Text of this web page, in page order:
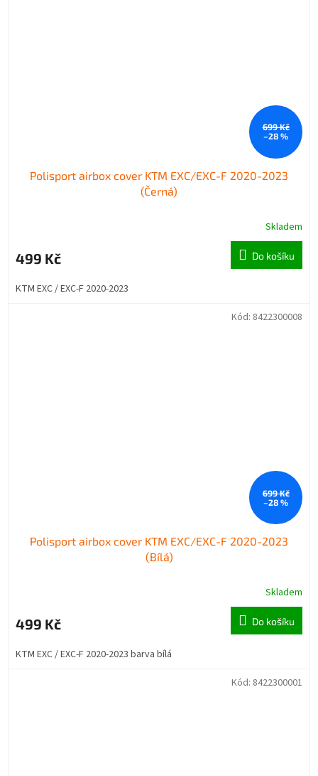
699 Kč
–28 %
Polisport airbox cover KTM EXC/EXC-F 2020-2023
(Černá)
Skladem
499 Kč Do košíku
KTM EXC / EXC-F 2020-2023
699 Kč
–28 %
Polisport airbox cover KTM EXC/EXC-F 2020-2023
(Bílá)
Skladem
499 Kč Do košíku
KTM EXC / EXC-F 2020-2023 barva bílá
Kód: 8422300008
Kód: 8422300001